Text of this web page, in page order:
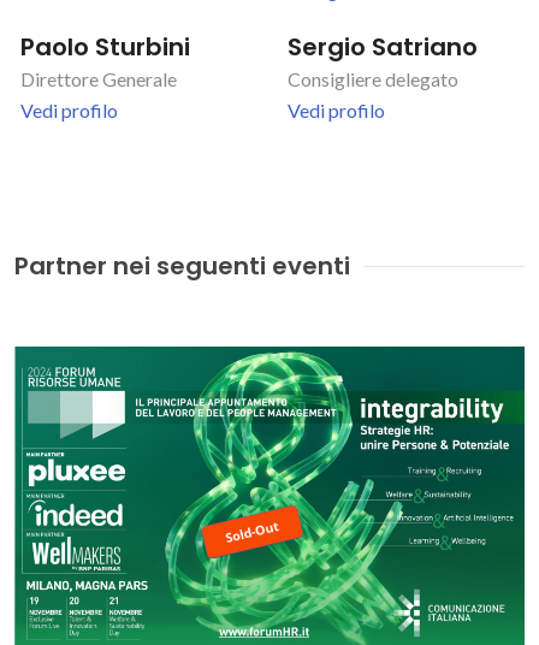
Paolo Sturbini
Direttore Generale
Vedi profilo
Sergio Satriano
Consigliere delegato
Vedi profilo
Partner nei seguenti eventi